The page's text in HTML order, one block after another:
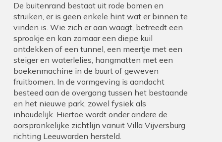
De buitenrand bestaat uit rode bomen en
struiken, er is geen enkele hint wat er binnen te
vinden is. Wie zich er aan waagt, betreedt een
sprookje en kan zomaar een diepe kuil
ontdekken of een tunnel, een meertje met een
steiger en waterlelies, hangmatten met een
boekenmachine in de buurt of geweven
fruitbomen. In de vormgeving is aandacht
besteed aan de overgang tussen het bestaande
en het nieuwe park, zowel fysiek als
inhoudelijk. Hiertoe wordt onder andere de
oorspronkelijke zichtlijn vanuit Villa Vijversburg
richting Leeuwarden hersteld.